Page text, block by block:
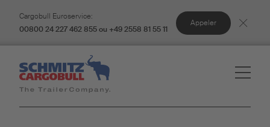
Cargobull Euroservice:
00800 24 227 462 855 ou +49 2558 81 55 11
Appeler